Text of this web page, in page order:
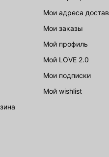
Мои адреса
Мои заказы
Мой профиль
Мой LOVE 2.0
Мои подписки
Мой wishlist